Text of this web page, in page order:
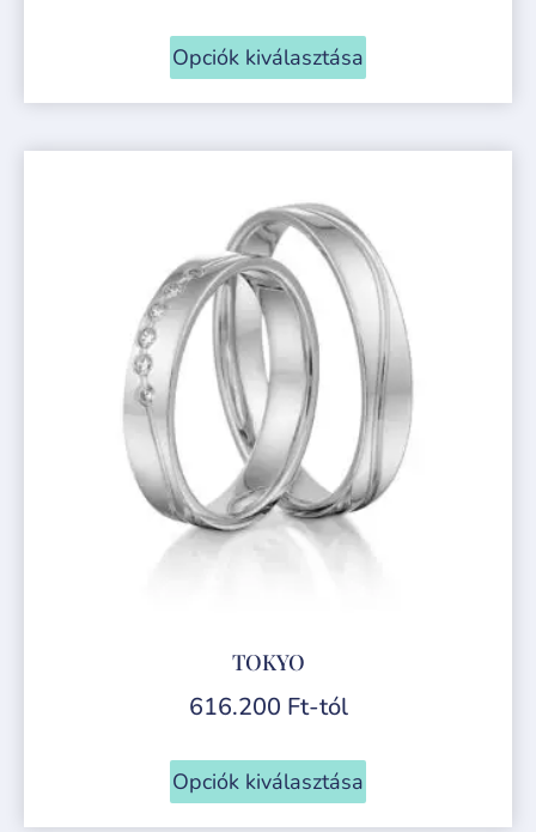
Opciók kiválasztása
TOKYO
616.200 Ft-tól
Opciók kiválasztása